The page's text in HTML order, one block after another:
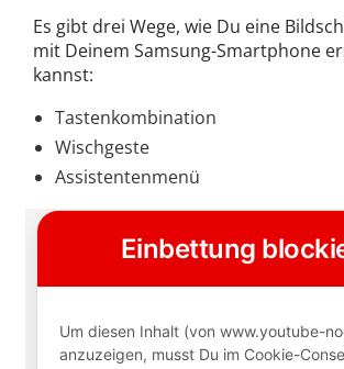
Es gibt drei Wege, wie Du eine
mit Deinem Samsung-Smartphone
kannst:
Tastenkombination
Wischgeste
Assistentenmenü